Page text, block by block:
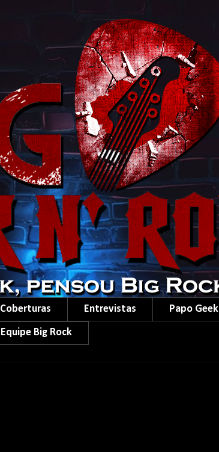
Coberturas Entrevistas Papo Geek
Equipe Big Rock